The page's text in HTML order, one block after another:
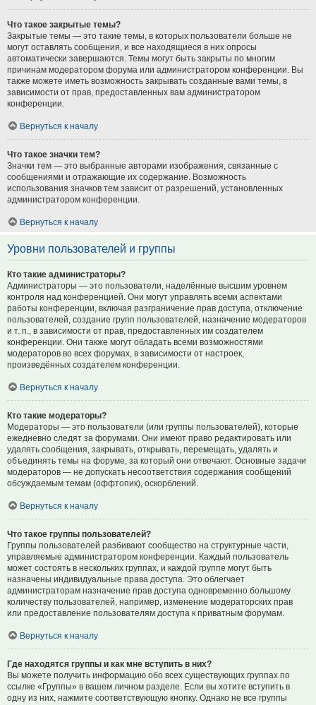
Что такое закрытые темы?
Закрытые темы — это такие темы, в которых пользователи больше не
могут оставлять сообщения, и все находящиеся в них опросы
автоматически завершаются. Темы могут быть закрыты по многим
причинам модератором форума или администратором конференции. Вы
также можете иметь возможность закрывать созданные вами темы, в
зависимости от прав, предоставленных вам администратором
конференции.
Вернуться к началу
Что такое значки тем?
Значки тем — это выбранные авторами изображения, связанные с
сообщениями и отражающие их содержание. Возможность
использования значков тем зависит от разрешений, установленных
администратором конференции.
Вернуться к началу
Уровни пользователей и группы
Кто такие администраторы?
Администраторы — это пользователи, наделённые высшим уровнем
контроля над конференцией. Они могут управлять всеми аспектами
работы конференции, включая разграничение прав доступа, отключение
пользователей, создание групп пользователей, назначение модераторов
и т. п., в зависимости от прав, предоставленных им создателем
конференции. Они также могут обладать всеми возможностями
модераторов во всех форумах, в зависимости от настроек,
произведённых создателем конференции.
Вернуться к началу
Кто такие модераторы?
Модераторы — это пользователи (или группы пользователей), которые
ежедневно следят за форумами. Они имеют право редактировать или
удалять сообщения, закрывать, открывать, перемещать, удалять и
объединять темы на форуме, за который они отвечают. Основные задачи
модераторов — не допускать несоответствия содержания сообщений
обсуждаемым темам (оффтопик), оскорблений.
Вернуться к началу
Что такое группы пользователей?
Группы пользователей разбивают сообщество на структурные части,
управляемые администратором конференции. Каждый пользователь
может состоять в нескольких группах, и каждой группе могут быть
назначены индивидуальные права доступа. Это облегчает
администраторам назначение прав доступа одновременно большому
количеству пользователей, например, изменение модераторских прав
или предоставление пользователям доступа к приватным форумам.
Вернуться к началу
Где находятся группы и как мне вступить в них?
Вы можете получить информацию обо всех существующих группах по
ссылке «Группы» в вашем личном разделе. Если вы хотите вступить в
одну из них, нажмите соответствующую кнопку. Однако не все группы